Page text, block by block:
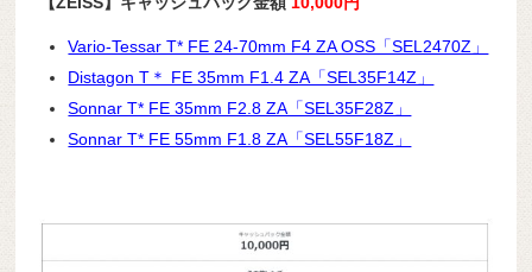
Vario-Tessar T* FE 24-70mm F4 ZA OSS「SEL2470Z」
Distagon T＊ FE 35mm F1.4 ZA「SEL35F14Z」
Sonnar T* FE 35mm F2.8 ZA「SEL35F28Z」
Sonnar T* FE 55mm F1.8 ZA「SEL55F18Z」